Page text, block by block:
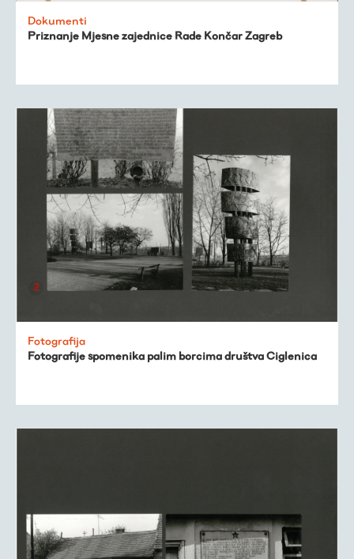
Dokumenti
Priznanje Mjesne zajednice Rade Končar Zagreb
Fotografija
Fotografije spomenika palim borcima društva Ciglenica